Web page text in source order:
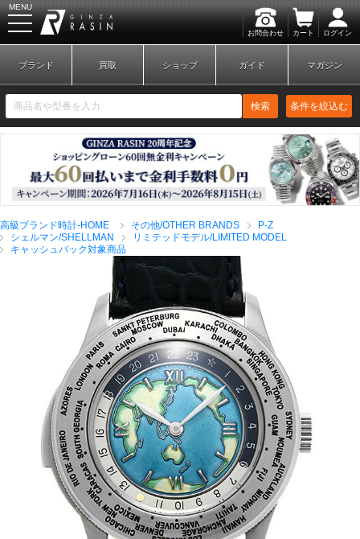
お問合わせ カート ログイン
MENU
新規会員登録 ログイン
ブランドから探す
全てのブランドを見
る
ロレックス
パテック
フィリップ
ブランド 買取 ショップ ガイド マガジン
検索 条件を絞込む
高級ブランド時計-HOME その他/OTHER BRANDS
P-Z
シェルマン/SHELLMAN
リミテッドモデル/LIMITED MODEL
キャッシュバック対象商品